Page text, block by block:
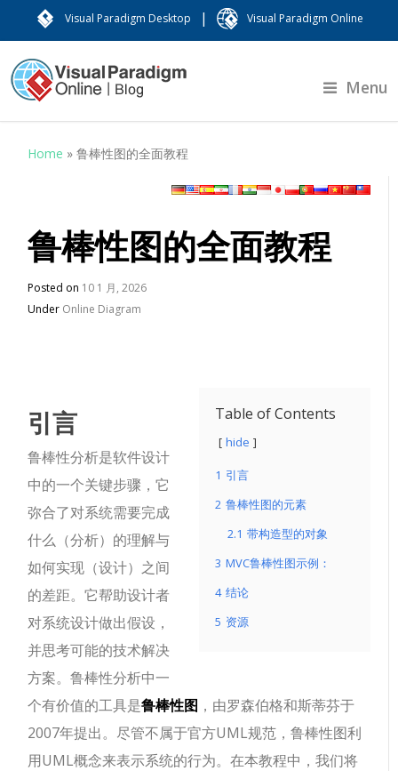
Visual Paradigm Desktop | Visual Paradigm Online
Menu
Home »鲁棒性图的全面教程
鲁棒性图的全面教程
Posted on 10 1 月, 2026
Under Online Diagram
Table of Contents
hide
1 引言
2 鲁棒性图的元素
2.1 带构造型的对象
3 MVC鲁棒性图示例：
4 结论
5 资源
引言
鲁棒性分析是软件设计
中的一个关键步骤，它
弥合了对系统需要完成
什么（分析）的理解与
如何实现（设计）之间
的差距。它帮助设计者
对系统设计做出假设，
并思考可能的技术解决
方案。鲁棒性分析中一
个有价值的工具是鲁棒性图 ，由罗森伯格和斯蒂芬于
2007年提出。尽管不属于官方UML规范，鲁棒性图利
用UML概念来表示系统的行为。在本教程中，我们将